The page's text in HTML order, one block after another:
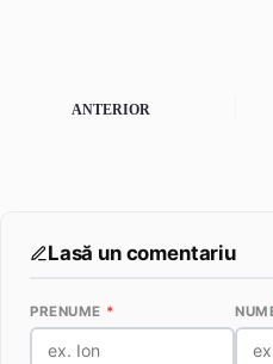
ANTERIOR
Lasă un comentariu
PRENUME *